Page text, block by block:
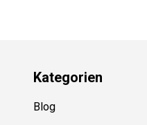
Kategorien
Blog